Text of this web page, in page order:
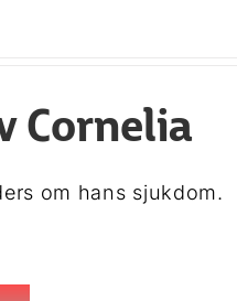
Cornelia
om hans sjukdom.